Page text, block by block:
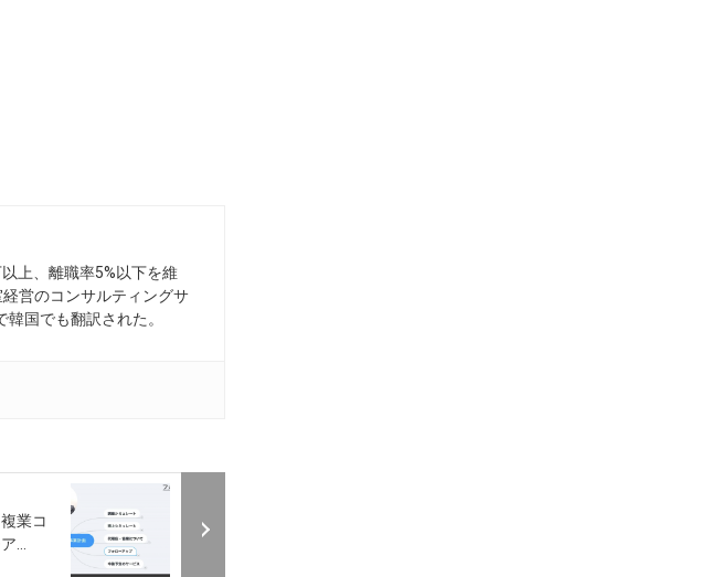
上、離職率5%以下を維
営のコンサルティングサ
国でも翻訳された。
業コ
...